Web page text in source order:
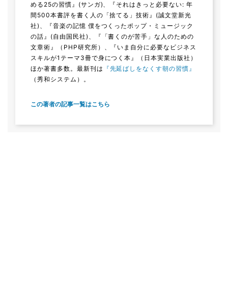
める25の習慣』(サンガ)、『それはきっと必要ない: 年
間500本書評を書く人の「捨てる」技術』(誠文堂新光
社)、『音楽の記憶 僕をつくったポップ・ミュージック
の話』(自由国民社)、『「書くのが苦手」な人のための
文章術』（PHP研究所）、『いま自分に必要なビジネス
スキルが1テーマ3冊で身につく本』（日本実業出版社）
ほか著書多数。最新刊は 『先延ばしをなくす朝の習慣』
（秀和システム）。
この著者の記事一覧はこちら